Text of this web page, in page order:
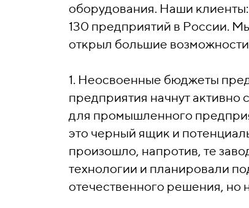
оборудования. Наши
130 предприятий в России.
открыл большие
1. Неосвоенные бюджеты
предприятия начнут
для промышленного
это черный ящик и
произошло, напротив, те
технологии и планировали
отечественного решения, но